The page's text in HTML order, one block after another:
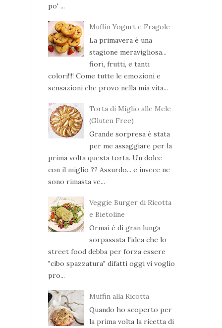
po' ...
Muffin Yogurt e Fragole
La primavera è una
stagione meravigliosa...
fiori, frutti, e tanti
colori!!!! Come tutte le emozioni e
sensazioni che provo nella mia vita...
Torta di Miglio alle Mele
(Gluten Free)
Grande sorpresa è stata
per me assaggiare per la
prima volta questa torta. Un dolce
con il miglio ?? Assurdo... e invece ne
sono rimasta ve...
Veggie Burger di Ricotta
e Bietoline
Ormai è di gran lunga
sorpassata l'idea che lo
street food debba per forza essere
"cibo spazzatura" difatti oggi vi voglio
pro...
Muffin alla Ricotta
Quando ho scoperto per
la prima volta la ricetta di